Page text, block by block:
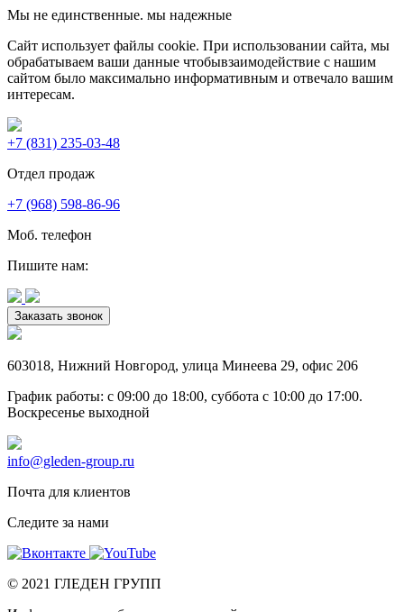
Мы не единственные. мы надежные
Сайт использует файлы cookie. При использовании сайта, мы
обрабатываем ваши данные чтобывзаимодействие с нашим
сайтом было максимально информативным и отвечало вашим
интересам.
+7 (831) 235-03-48
Отдел продаж
+7 (968) 598-86-96
Моб. телефон
Пишите нам:
Заказать звонок
603018, Нижний Новгород, улица Минеева 29, офис 206
График работы: c 09:00 до 18:00, суббота c 10:00 до 17:00.
Воскресенье выходной
info@gleden-group.ru
Почта для клиентов
Следите за нами
© 2021 ГЛЕДЕН ГРУПП